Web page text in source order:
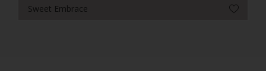
Sweet Embrace